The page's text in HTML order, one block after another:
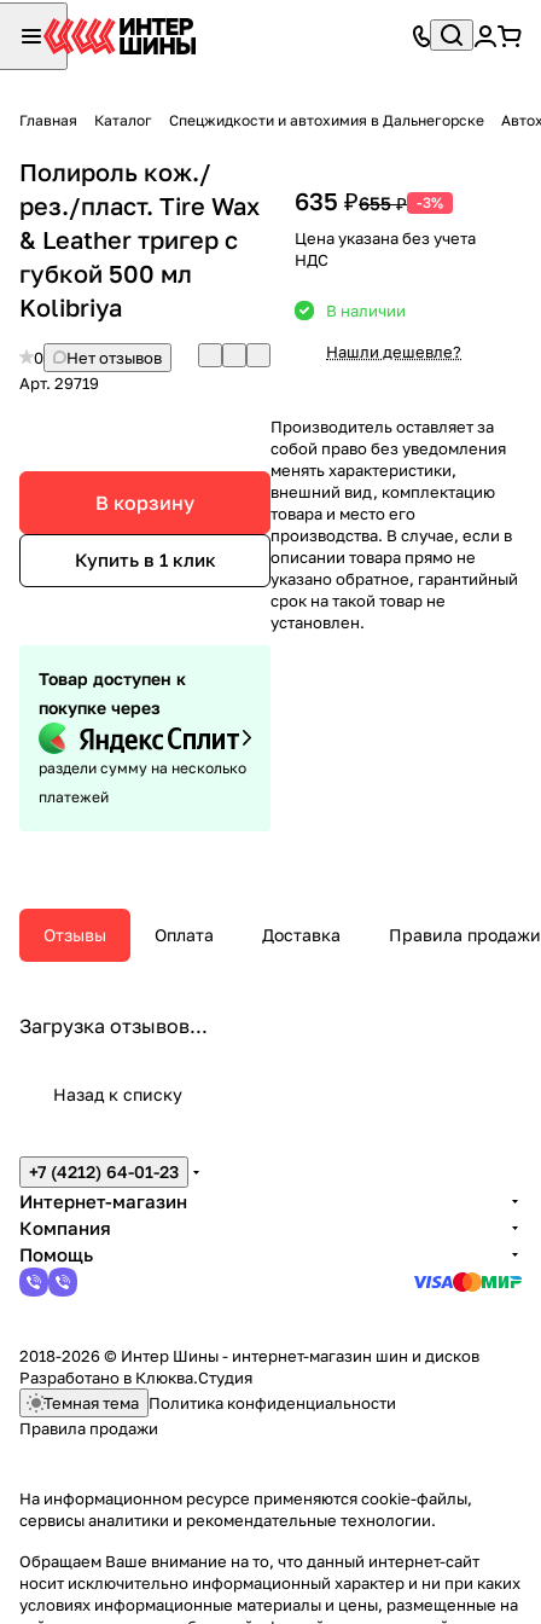
Главная Каталог Спецжидкости и автохимия в Дальнегорске
Полироль кож./
рез./пласт. Tire Wax
& Leather тригер с
губкой 500 мл
Kolibriya
0
Нет отзывов
Арт. 29719
В корзину
Купить в 1 клик
Товар доступен к
покупке через
раздели сумму на несколько
платежей
635 ₽655 ₽ -3%
Цена указана без учета
НДС
В наличии
Нашли дешевле?
Производитель оставляет за
собой право без уведомления
менять характеристики,
внешний вид, комплектацию
товара и место его
производства. В случае, если в
описании товара прямо не
указано обратное, гарантийный
срок на такой товар не
установлен.
Отзывы Оплата Доставка Правила продажи
Загрузка отзывов...
Назад к списку
+7 (4212) 64-01-23
Интернет-магазин
Компания
Помощь
2018-2026 © Интер Шины - интернет-магазин шин и дисков
Разработано в Клюква.Студия
Темная тема Политика конфиденциальности
Правила продажи
На информационном ресурсе применяютсяcookie-файлы,
сервисы аналитики и рекомендательные технологии.
Обращаем Ваше внимание на то, что данный интернет-сайт
носит исключительно информационный характер и ни при каких
условиях информационные материалы и цены, размещенные на